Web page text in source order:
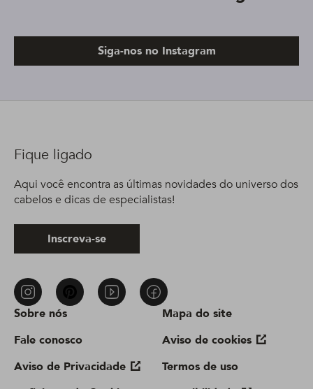
Siga-nos no Instagram
Sobre nós
Fale conosco
Aviso de Privacidade
Mapa do site
Aviso de cookies
Termos de uso
Fique ligado
Aqui você encontra as últimas novidades do universo dos
cabelos e dicas de especialistas!
Inscreva-se